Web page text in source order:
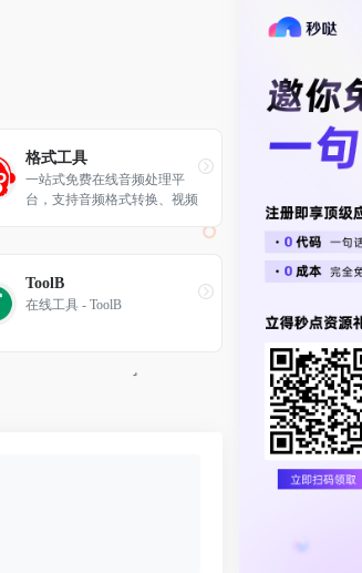
格式工具
一站式免费在线音频处理平
台，支持音频格式转换、视频
ToolB
在线工具 - ToolB